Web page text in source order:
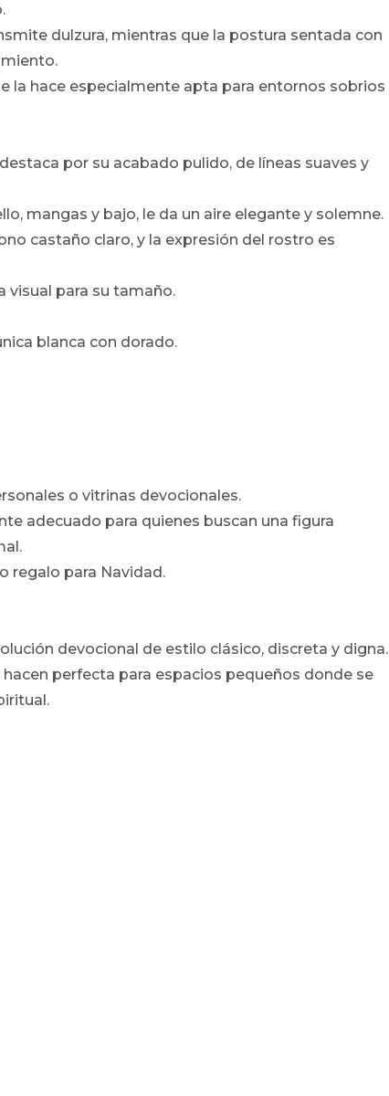
dulzura, mientras que la postura sentada con
la hace especialmente apta para entornos sobrios
por su acabado pulido, de líneas suaves y
mangas y bajo, le da un aire elegante y solemne.
castaño claro, y la expresión del rostro es
visual para su tamaño.
blanca con dorado.
o vitrinas devocionales.
adecuado para quienes buscan una figura
regalo para Navidad.
devocional de estilo clásico, discreta y digna.
perfecta para espacios pequeños donde se